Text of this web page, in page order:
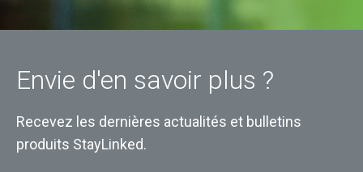
Envie d'en savoir plus ?
Recevez les dernières actualités et bulletins
produits StayLinked.